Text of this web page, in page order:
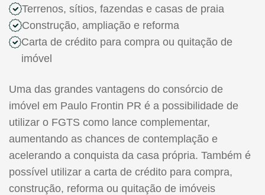
Terrenos, sítios, fazendas e casas de praia
Construção, ampliação e reforma
Carta de crédito para compra ou quitação de
imóvel
Uma das grandes vantagens do consórcio de
imóvel em Paulo Frontin PR é a possibilidade de
utilizar o FGTS como lance complementar,
aumentando as chances de contemplação e
acelerando a conquista da casa própria. Também é
possível utilizar a carta de crédito para compra,
construção, reforma ou quitação de imóveis